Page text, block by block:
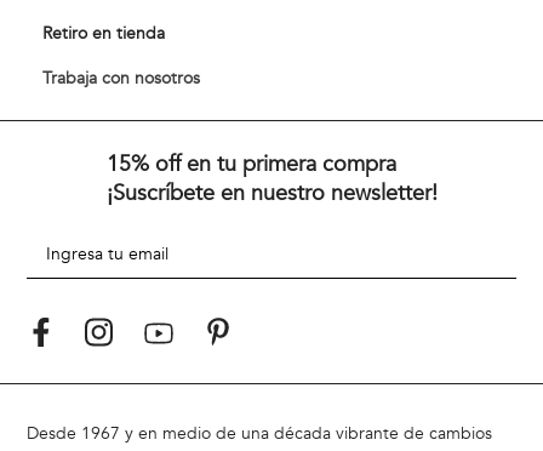
Retiro en tienda
Trabaja con nosotros
15% off en tu primera compra
¡Suscríbete en nuestro newsletter!
Desde 1967 y en medio de una década vibrante de cambios